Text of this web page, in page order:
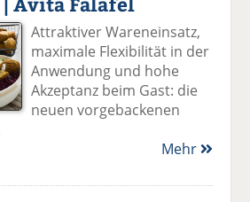
Attraktiver Wareneinsatz,
maximale Flexibilität in der
Anwendung und hohe
Akzeptanz beim Gast: die
neuen vorgebackenen
Mehr